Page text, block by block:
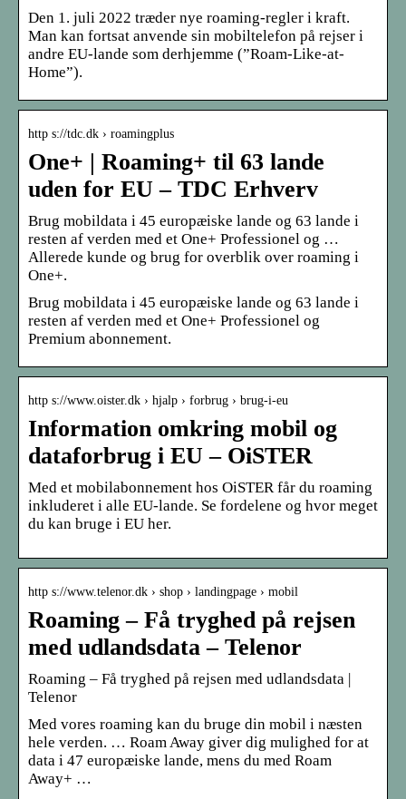
Den 1. juli 2022 træder nye roaming-regler i kraft.
Man kan fortsat anvende sin mobiltelefon på rejser i
andre EU-lande som derhjemme (”Roam-Like-at-
Home”).
http s://tdc.dk › roamingplus
One+ | Roaming+ til 63 lande
uden for EU – TDC Erhverv
Brug mobildata i 45 europæiske lande og 63 lande i
resten af verden med et One+ Professionel og …
Allerede kunde og brug for overblik over roaming i
One+.
Brug mobildata i 45 europæiske lande og 63 lande i
resten af verden med et One+ Professionel og
Premium abonnement.
http s://www.oister.dk › hjalp › forbrug › brug-i-eu
Information omkring mobil og
dataforbrug i EU – OiSTER
Med et mobilabonnement hos OiSTER får du roaming
inkluderet i alle EU-lande. Se fordelene og hvor meget
du kan bruge i EU her.
http s://www.telenor.dk › shop › landingpage › mobil
Roaming – Få tryghed på rejsen
med udlandsdata – Telenor
Roaming – Få tryghed på rejsen med udlandsdata |
Telenor
Med vores roaming kan du bruge din mobil i næsten
hele verden. … Roam Away giver dig mulighed for at
data i 47 europæiske lande, mens du med Roam
Away+ …